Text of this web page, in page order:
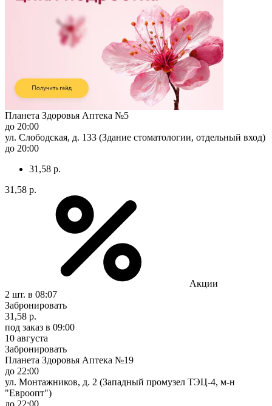
Планета Здоровья Аптека №5
до 20:00
ул. Слободская, д. 133 (Здание стоматологии, отдельный вход)
до 20:00
31,58 р.
31,58 р.
Акции
2 шт. в 08:07
Забронировать
31,58 р.
под заказ в 09:00
10 августа
Забронировать
Планета Здоровья Аптека №19
до 22:00
ул. Монтажников, д. 2 (Западный промузел ТЭЦ-4, м-н
"Евроопт")
до 22:00